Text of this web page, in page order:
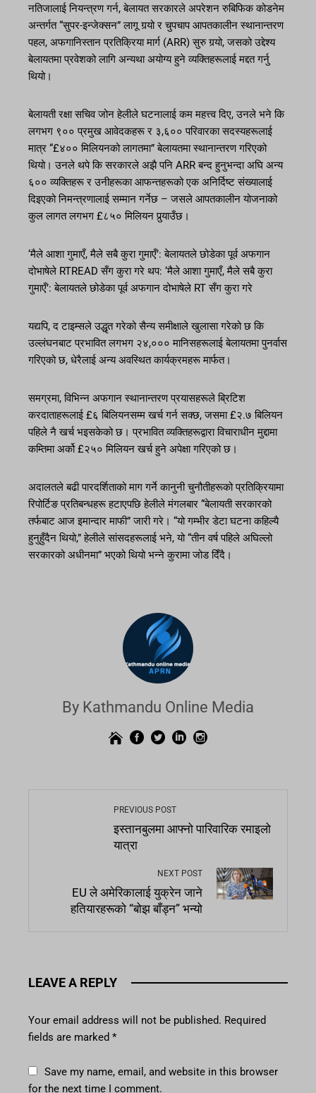
नतिजालाई नियन्त्रण गर्न, बेलायत सरकारले अपरेशन रुबिफिक कोडनेम
अन्तर्गत “सुपर-इन्जेक्सन” लागू गर्‍यो र चुपचाप आपतकालीन स्थानान्तरण
पहल, अफगानिस्तान प्रतिक्रिया मार्ग (ARR) सुरु गर्‍यो, जसको उद्देश्य
बेलायतमा प्रवेशको लागि अन्यथा अयोग्य हुने व्यक्तिहरूलाई मद्दत गर्नु
थियो।
बेलायती रक्षा सचिव जोन हेलीले घटनालाई कम महत्त्व दिए, उनले भने कि
लगभग ९०० प्रमुख आवेदकहरू र ३,६०० परिवारका सदस्यहरूलाई
मात्र “£४०० मिलियनको लागतमा” बेलायतमा स्थानान्तरण गरिएको
थियो। उनले थपे कि सरकारले अझै पनि ARR बन्द हुनुभन्दा अघि अन्य
६०० व्यक्तिहरू र उनीहरूका आफन्तहरूको एक अनिर्दिष्ट संख्यालाई
दिइएको निमन्त्रणालाई सम्मान गर्नेछ – जसले आपतकालीन योजनाको
कुल लागत लगभग £८५० मिलियन पुर्‍याउँछ।
‘मैले आशा गुमाएँ, मैले सबै कुरा गुमाएँ’: बेलायतले छोडेका पूर्व अफगान
दोभाषेले RTREAD सँग कुरा गरे थप: ‘मैले आशा गुमाएँ, मैले सबै कुरा
गुमाएँ’: बेलायतले छोडेका पूर्व अफगान दोभाषेले RT सँग कुरा गरे
यद्यपि, द टाइम्सले उद्धृत गरेको सैन्य समीक्षाले खुलासा गरेको छ कि
उल्लंघनबाट प्रभावित लगभग २४,००० मानिसहरूलाई बेलायतमा पुनर्वास
गरिएको छ, धेरैलाई अन्य अवस्थित कार्यक्रमहरू मार्फत।
समग्रमा, विभिन्न अफगान स्थानान्तरण प्रयासहरूले ब्रिटिश
करदाताहरूलाई £६ बिलियनसम्म खर्च गर्न सक्छ, जसमा £२.७ बिलियन
पहिले नै खर्च भइसकेको छ। प्रभावित व्यक्तिहरूद्वारा विचाराधीन मुद्दामा
कम्तिमा अर्को £२५० मिलियन खर्च हुने अपेक्षा गरिएको छ।
अदालतले बढी पारदर्शिताको माग गर्ने कानुनी चुनौतीहरूको प्रतिक्रियामा
रिपोर्टिङ प्रतिबन्धहरू हटाएपछि हेलीले मंगलबार “बेलायती सरकारको
तर्फबाट आज इमान्दार माफी” जारी गरे। “यो गम्भीर डेटा घटना कहिल्यै
हुनुहुँदैन थियो,” हेलीले सांसदहरूलाई भने, यो “तीन वर्ष पहिले अघिल्लो
सरकारको अधीनमा” भएको थियो भन्ने कुरामा जोड दिँदै।
By Kathmandu Online Media
PREVIOUS POST
इस्तानबुलमा आफ्नो पारिवारिक रमाइलो
यात्रा
NEXT POST
EU ले अमेरिकालाई युक्रेन जाने
हतियारहरूको “बोझ बाँड्न” भन्यो
LEAVE A REPLY
Your email address will not be published. Required
fields are marked *
Save my name, email, and website in this browser
for the next time I comment.